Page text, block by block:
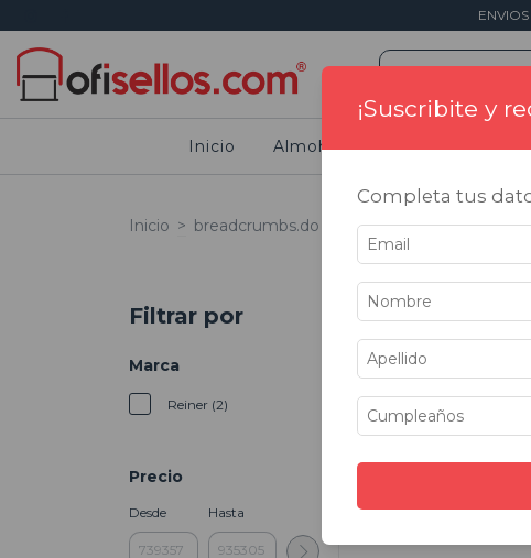
Inicio Almohadillas Sellos
Inicio > breadcrumbs.do Sellos > Numeradores
Filtrar por
Marca
Reiner (2)
Precio
Desde Hasta
¡Suscribite y
Completa tus